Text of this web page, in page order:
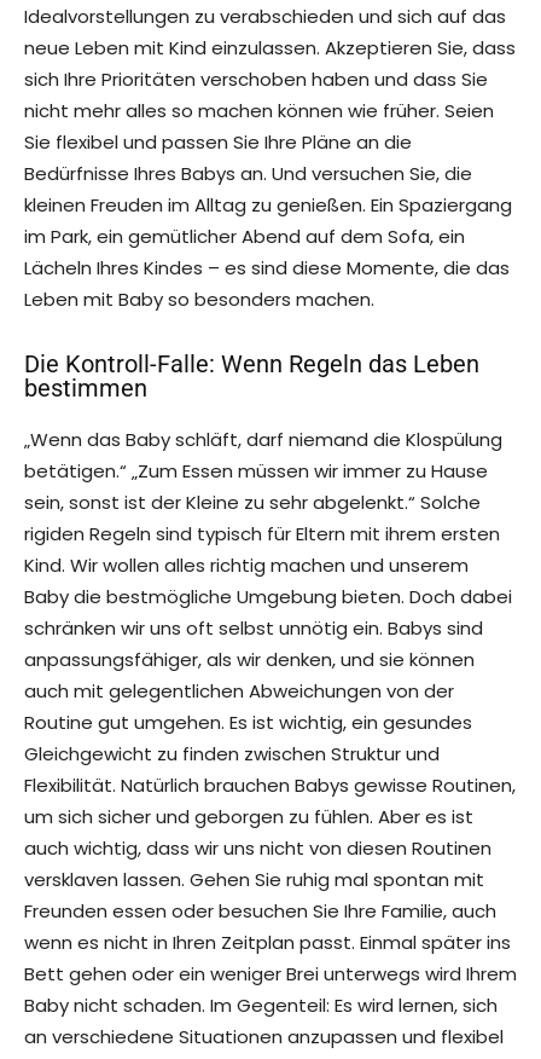
Idealvorstellungen zu verabschieden und sich auf das
neue Leben mit Kind einzulassen. Akzeptieren Sie, dass
sich Ihre Prioritäten verschoben haben und dass Sie
nicht mehr alles so machen können wie früher. Seien
Sie flexibel und passen Sie Ihre Pläne an die
Bedürfnisse Ihres Babys an. Und versuchen Sie, die
kleinen Freuden im Alltag zu genießen. Ein Spaziergang
im Park, ein gemütlicher Abend auf dem Sofa, ein
Lächeln Ihres Kindes – es sind diese Momente, die das
Leben mit Baby so besonders machen.
Die Kontroll-Falle: Wenn Regeln das Leben
bestimmen
„Wenn das Baby schläft, darf niemand die Klospülung
betätigen.“ „Zum Essen müssen wir immer zu Hause
sein, sonst ist der Kleine zu sehr abgelenkt.“ Solche
rigiden Regeln sind typisch für Eltern mit ihrem ersten
Kind. Wir wollen alles richtig machen und unserem
Baby die bestmögliche Umgebung bieten. Doch dabei
schränken wir uns oft selbst unnötig ein. Babys sind
anpassungsfähiger, als wir denken, und sie können
auch mit gelegentlichen Abweichungen von der
Routine gut umgehen. Es ist wichtig, ein gesundes
Gleichgewicht zu finden zwischen Struktur und
Flexibilität. Natürlich brauchen Babys gewisse Routinen,
um sich sicher und geborgen zu fühlen. Aber es ist
auch wichtig, dass wir uns nicht von diesen Routinen
versklaven lassen. Gehen Sie ruhig mal spontan mit
Freunden essen oder besuchen Sie Ihre Familie, auch
wenn es nicht in Ihren Zeitplan passt. Einmal später ins
Bett gehen oder ein weniger Brei unterwegs wird Ihrem
Baby nicht schaden. Im Gegenteil: Es wird lernen, sich
an verschiedene Situationen anzupassen und flexibel